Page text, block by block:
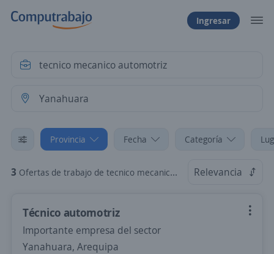
Ingresar
Provincia Fecha Categoría
3 Ofertas de trabajo de tecnico mecanico automotriz en Yanahuara, Arequipa Relevancia
Técnico automotriz
Importante empresa del sector
Yanahuara, Arequipa